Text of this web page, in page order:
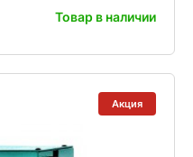
Товар в наличии
Акция